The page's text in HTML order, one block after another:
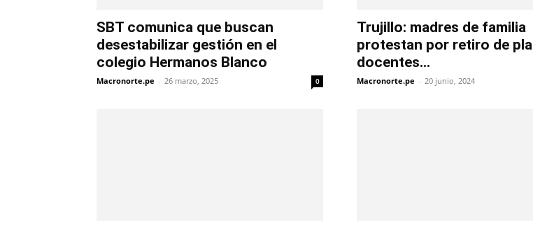
SBT comunica que buscan
desestabilizar gestión en el
colegio Hermanos Blanco
Macronorte.pe - 26 marzo, 2025 0
Trujillo: madres de familia
protestan por retiro de
docentes...
Macronorte.pe - 20 junio, 2024